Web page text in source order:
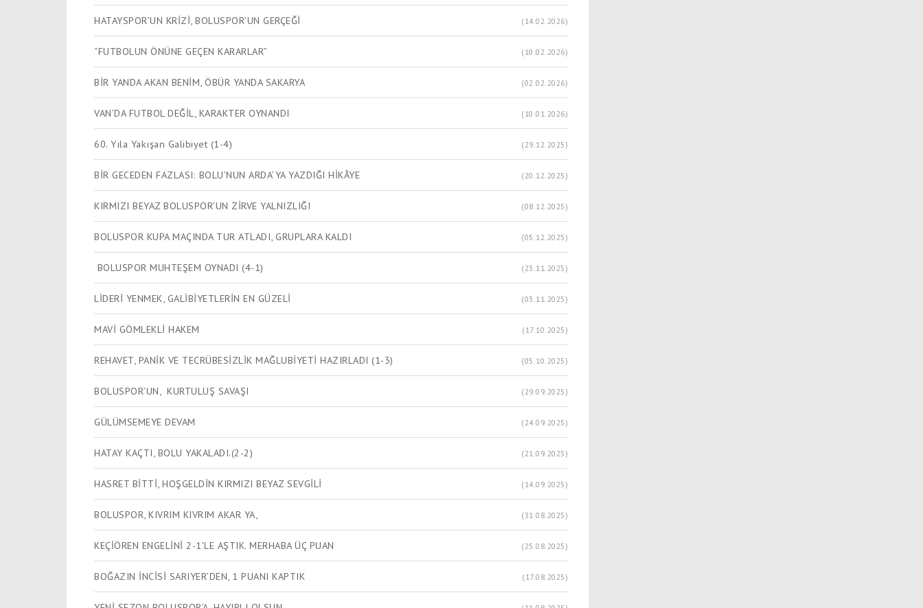
HATAYSPOR’UN KRİZİ, BOLUSPOR’UN GERÇEĞİ (14.02.2026)
“FUTBOLUN ÖNÜNE GEÇEN KARARLAR” (10.02.2026)
BİR YANDA AKAN BENİM, ÖBÜR YANDA SAKARYA (02.02.2026)
VAN’DA FUTBOL DEĞİL, KARAKTER OYNANDI (10.01.2026)
60. Yıla Yakışan Galibiyet (1-4) (29.12.2025)
BİR GECEDEN FAZLASI: BOLU’NUN ARDA’YA YAZDIĞI HİKÂYE (20.12.2025)
KIRMIZI BEYAZ BOLUSPOR’UN ZİRVE YALNIZLIĞI (08.12.2025)
BOLUSPOR KUPA MAÇINDA TUR ATLADI, GRUPLARA KALDI (05.12.2025)
BOLUSPOR MUHTEŞEM OYNADI (4-1) (23.11.2025)
LİDERİ YENMEK, GALİBİYETLERİN EN GÜZELİ (03.11.2025)
MAVİ GÖMLEKLİ HAKEM (17.10.2025)
REHAVET, PANİK VE TECRÜBESİZLİK MAĞLUBİYETİ HAZIRLADI (1-3) (05.10.2025)
BOLUSPOR’UN, KURTULUŞ SAVAŞI (29.09.2025)
GÜLÜMSEMEYE DEVAM (24.09.2025)
HATAY KAÇTI, BOLU YAKALADI.(2-2) (21.09.2025)
HASRET BİTTİ, HOŞGELDİN KIRMIZI BEYAZ SEVGİLİ (14.09.2025)
BOLUSPOR, KIVRIM KIVRIM AKAR YA, (31.08.2025)
KEÇİÖREN ENGELİNİ 2-1’LE AŞTIK. MERHABA ÜÇ PUAN (25.08.2025)
BOĞAZIN İNCİSİ SARIYER’DEN, 1 PUANI KAPTIK (17.08.2025)